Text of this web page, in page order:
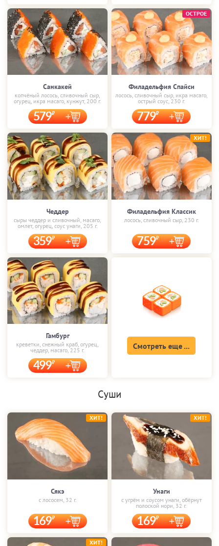
Санкакей
копчёный лосось, сливочный сыр,
огурец, икра масаго, кунжут, 200 г.
579
Филадельфия Спайси
лосось, сливочный сыр, икра масаго,
острый соус, 230 г.
779
ОСТРОЕ
Чеддер
сыры чеддер и сливочный, масаго,
омлет, огурец, соус унаги, 205 г.
359
Филадельфия Классик
лосось, сливочный сыр, 230 г.
759
ХИТ!
Гамбург
креветки, снежный краб, огурец,
чеддер, масаго, 225 г.
499
Смотреть еще ...
Суши
Сякэ
с лососем, 32 г.
169
ХИТ!
Унаги
с угрём и соусом унаги, обёрнут
полоской нори, 32 г.
169
ХИТ!
ХИТ!